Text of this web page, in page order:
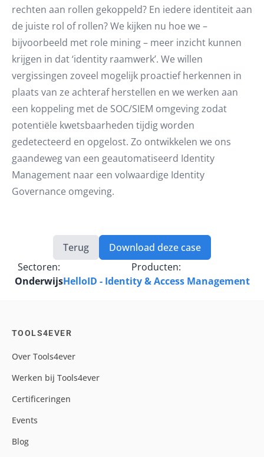
rechten aan rollen gekoppeld? En iedere identiteit aan
de juiste rol of rollen? We kijken nu hoe we –
bijvoorbeeld met role mining – meer inzicht kunnen
krijgen in dat ‘identity raamwerk’. We willen
vergissingen zoveel mogelijk proactief herkennen in
plaats van ze achteraf herstellen en we werken aan
een koppeling met de SOC/SIEM omgeving zodat
potentiële kwetsbaarheden tijdig worden
gedetecteerd en opgelost. Zo ontwikkelen we ons
gaandeweg van een geautomatiseerd Identity
Management naar een volwaardige Identity
Governance omgeving.
Terug
Download deze case
Sectoren:
Onderwijs
Producten:
HelloID - Identity & Access Management
TOOLS4EVER
Over Tools4ever
Werken bij Tools4ever
Certificeringen
Events
Blog